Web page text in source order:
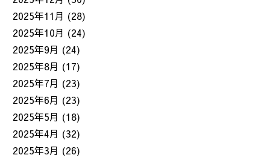
2025年11月 (28)
2025年10月 (24)
2025年9月 (24)
2025年8月 (17)
2025年7月 (23)
2025年6月 (23)
2025年5月 (18)
2025年4月 (32)
2025年3月 (26)